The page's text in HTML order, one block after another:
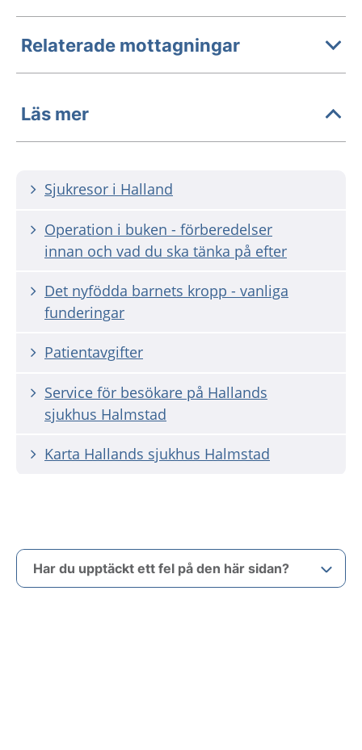
Relaterade mottagningar
Läs mer
Sjukresor i Halland
Operation i buken - förberedelser
innan och vad du ska tänka på efter
Det nyfödda barnets kropp - vanliga
funderingar
Patientavgifter
Service för besökare på Hallands
sjukhus Halmstad
Karta Hallands sjukhus Halmstad
Har du upptäckt ett fel på den här sidan?